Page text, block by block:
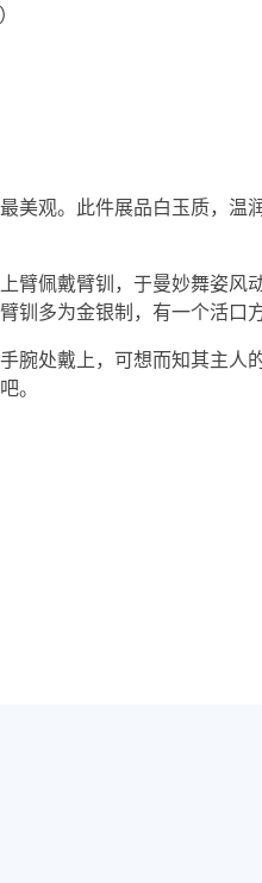
美观。此件展品白玉质，温
臂佩戴臂钏，于曼妙舞姿风
钏多为金银制，有一个活口
腕处戴上，可想而知其主人
。